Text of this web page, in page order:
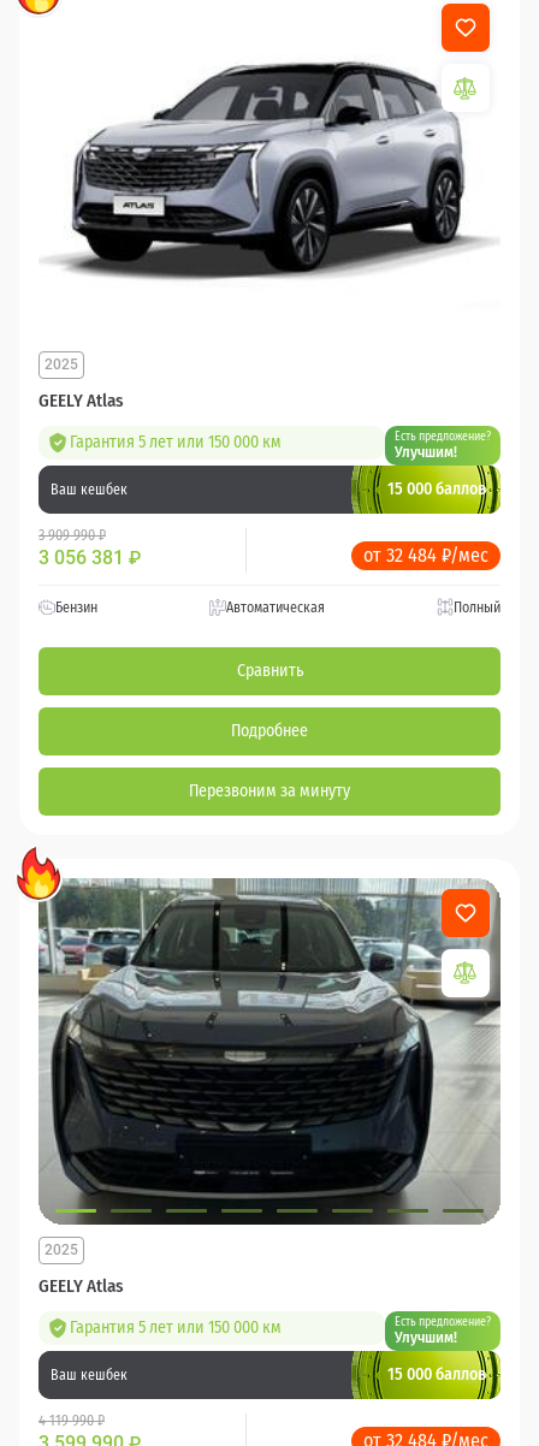
GEELY Atlas
2025
Гарантия 5 лет или 150 000 км Есть предложение?
Улучшим!
Ваш кешбек 15 000 баллов
3 909 990 ₽
3 056 381 ₽ от 32 484 ₽/мес
Бензин Автоматическая Полный
Сравнить
Подробнее
Перезвоним за минуту
GEELY Atlas
2025
Гарантия 5 лет или 150 000 км Есть предложение?
Улучшим!
Ваш кешбек 15 000 баллов
4 119 990 ₽
от 32 484 ₽/мес